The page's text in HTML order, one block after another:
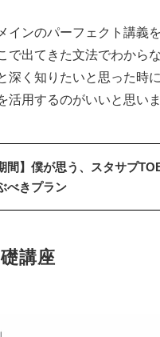
インのパーフェクト講義
で出てきた文法でわから
深く知りたいと思った時
活用するのがいいと思いま
間】僕が思う、スタサプ
べきプラン
講座